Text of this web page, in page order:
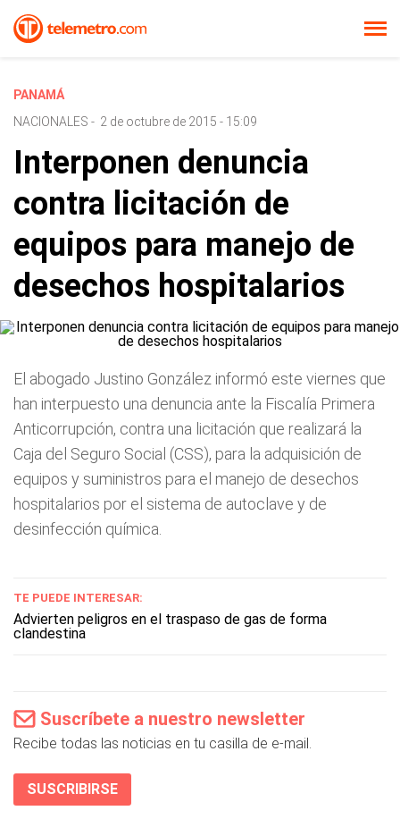
PANAMÁ
NACIONALES - 2 de octubre de 2015 - 15:09
Interponen denuncia
contra licitación de
equipos para manejo de
desechos hospitalarios
El abogado Justino González informó este viernes que
han interpuesto una denuncia ante la Fiscalía Primera
Anticorrupción, contra una licitación que realizará la
Caja del Seguro Social (CSS), para la adquisición de
equipos y suministros para el manejo de desechos
hospitalarios por el sistema de autoclave y de
desinfección química.
TE PUEDE INTERESAR:
Advierten peligros en el traspaso de gas de forma
clandestina
Suscríbete a nuestro newsletter
Recibe todas las noticias en tu casilla de e-mail.
SUSCRIBIRSE